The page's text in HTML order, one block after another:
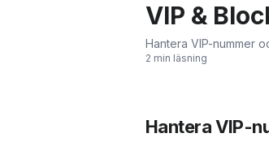
VIP &
Hantera VIP-nummer
2 min läsning
Hantera VIP-